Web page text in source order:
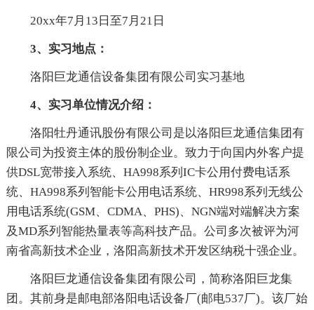
20xx年7月13日至7月21日
3、实习地点：
洛阳巨龙通信设备集团有限公司实习基地
4、实习单位情况介绍：
洛阳牡丹通讯股份有限公司是以洛阳巨龙通信集团有
限公司为投资主体的股份制企业。致力于向国内外客户提
供DSL宽带接入系统、HA998系列IC卡公用付费电话系
统、HA998系列智能卡公用电话系统、HR998系列无线公
用电话系统(GSM、CDMA、PHS)、NGN端对端解决方案
及MD系列智能热量表等高科技产品。公司多次被评为河
南省高新技术企业，洛阳高新技术开发区纳税十强企业。
洛阳巨龙通信设备集团有限公司，简称洛阳巨龙集
团。其前身是邮电部洛阳电话设备厂(邮电537厂)。该厂始